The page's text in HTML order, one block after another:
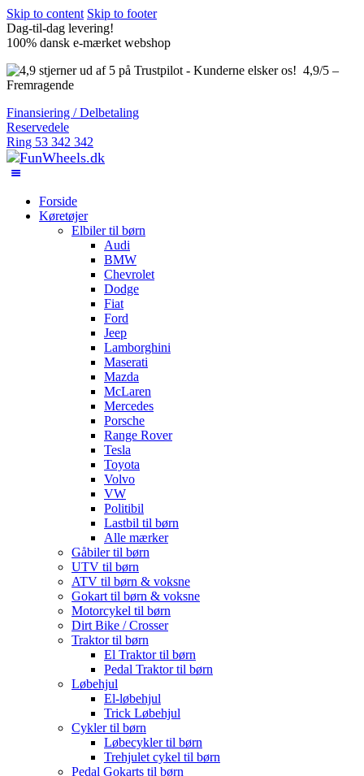
Skip to content Skip to footer
Dag-til-dag levering!
100% dansk e-mærket webshop
4,9/5 –
Fremragende
Finansiering / Delbetaling
Reservedele
Ring 53 342 342
Forside
Køretøjer
Elbiler til børn
Audi
BMW
Chevrolet
Dodge
Fiat
Ford
Jeep
Lamborghini
Maserati
Mazda
McLaren
Mercedes
Porsche
Range Rover
Tesla
Toyota
Volvo
VW
Politibil
Lastbil til børn
Alle mærker
Gåbiler til børn
UTV til børn
ATV til børn & voksne
Gokart til børn & voksne
Motorcykel til børn
Dirt Bike / Crosser
Traktor til børn
El Traktor til børn
Pedal Traktor til børn
Løbehjul
El-løbehjul
Trick Løbehjul
Cykler til børn
Løbecykler til børn
Trehjulet cykel til børn
Pedal Gokarts til børn